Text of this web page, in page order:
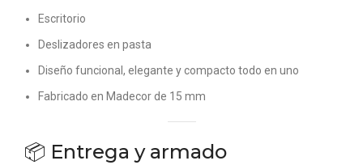
Escritorio
Deslizadores en pasta
Diseño funcional, elegante y compacto todo en uno
Fabricado en Madecor de 15 mm
📦 Entrega y armado